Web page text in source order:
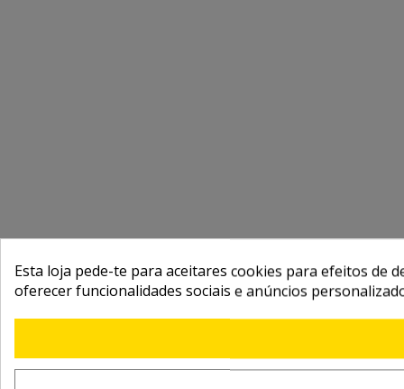
Esta loja pede-te para aceitares cookies para efeitos de
oferecer funcionalidades sociais e anúncios